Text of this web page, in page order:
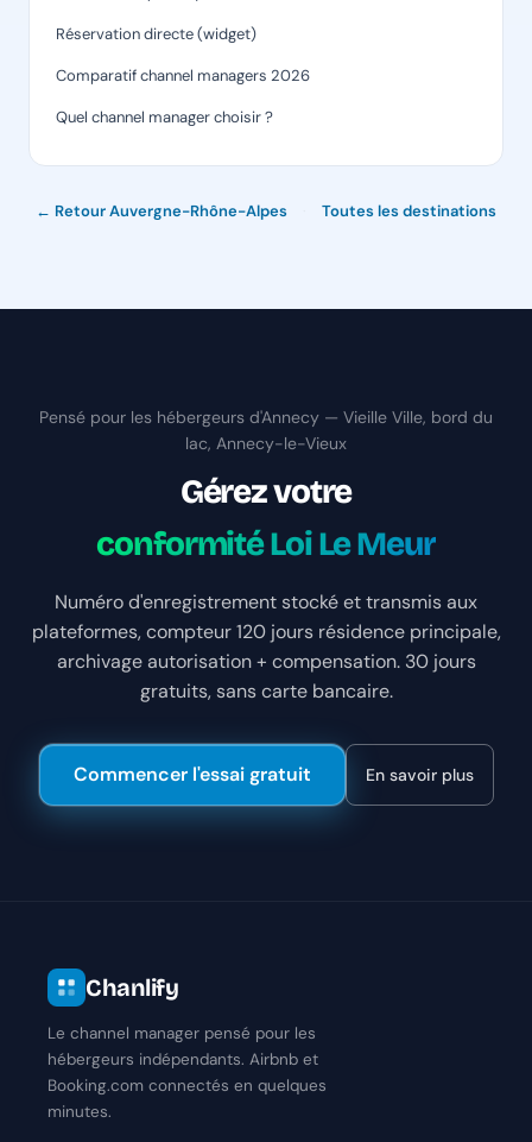
Réservation directe (widget)
Comparatif channel managers 2026
Quel channel manager choisir ?
← Retour Auvergne-Rhône-Alpes Toutes les destinations
Pensé pour les hébergeurs d'Annecy — Vieille Ville, bord du
lac, Annecy-le-Vieux
Gérez votre
conformité Loi Le Meur
Numéro d'enregistrement stocké et transmis aux
plateformes, compteur 120 jours résidence principale,
archivage autorisation + compensation. 30 jours
gratuits, sans carte bancaire.
Commencer l'essai gratuit En savoir plus
Chanlify
Le channel manager pensé pour les
hébergeurs indépendants. Airbnb et
Booking.com connectés en quelques
minutes.